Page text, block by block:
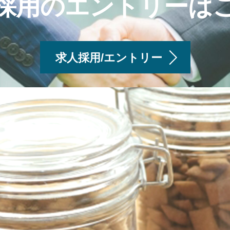
用のエントリーは
求人採用/エントリー